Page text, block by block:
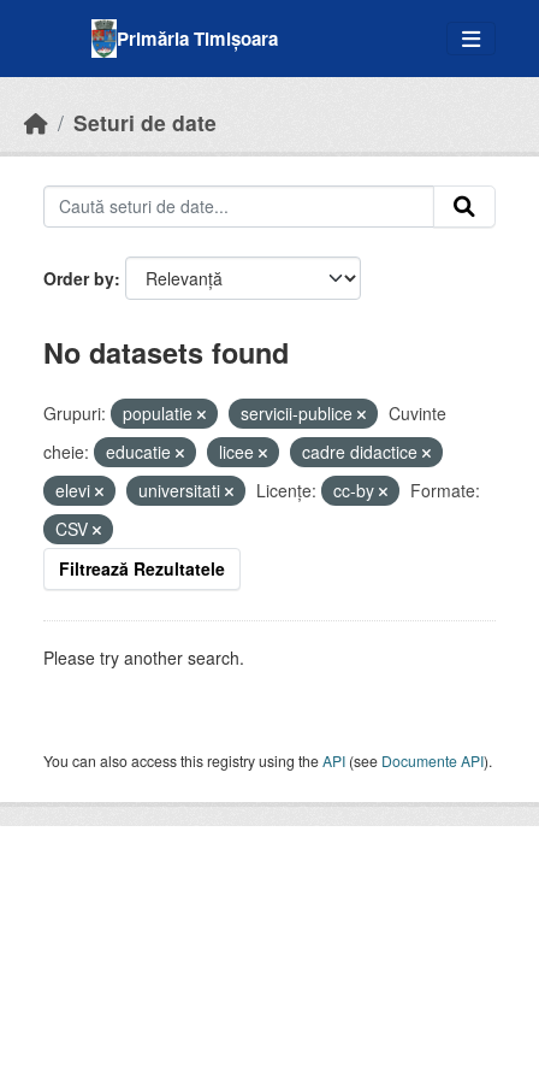
Primăria Timișoara
Seturi de date
Order by
No datasets found
Grupuri: populatie servicii-publice
Cuvinte
cheie:
educatie licee
cadre didactice
elevi
universitati Licenţe: cc-by
Formate:
CSV
Filtrează Rezultatele
Please try another search.
You can also access this registry using theAPI (see Documente API).